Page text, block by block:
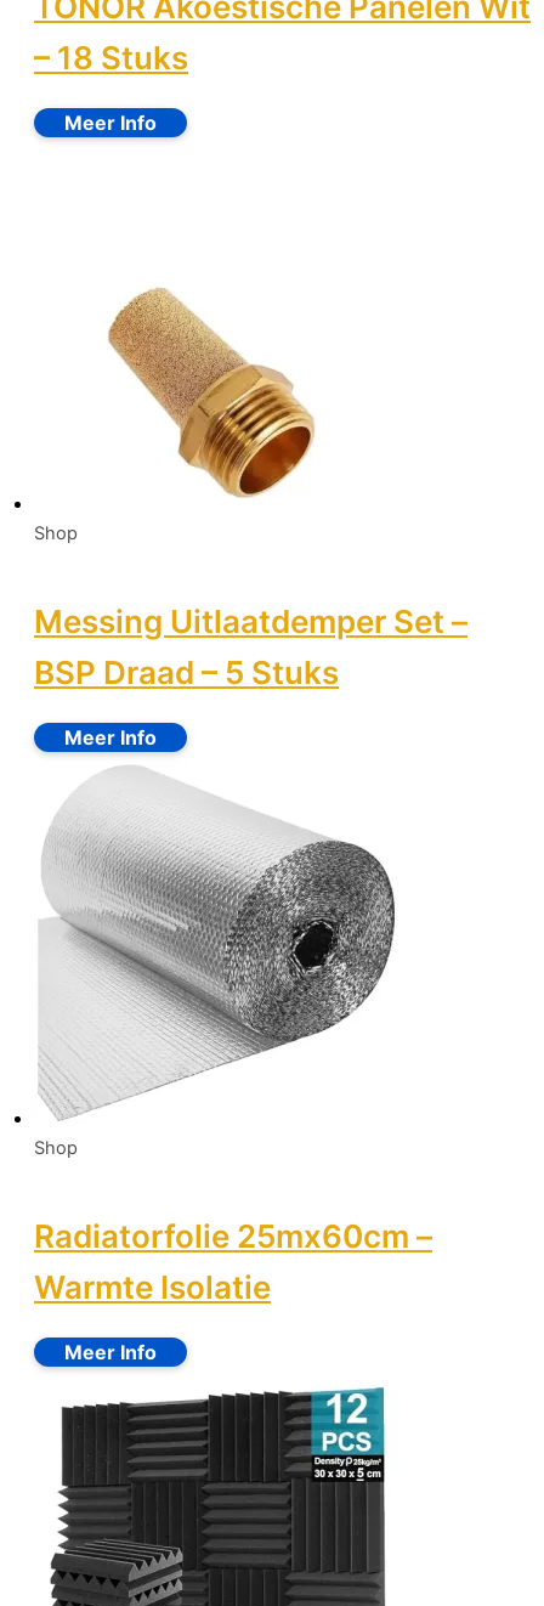
– 18 Stuks
Shop
Messing Uitlaatdemper Set –
BSP Draad – 5 Stuks
Shop
Radiatorfolie 25mx60cm –
Warmte Isolatie